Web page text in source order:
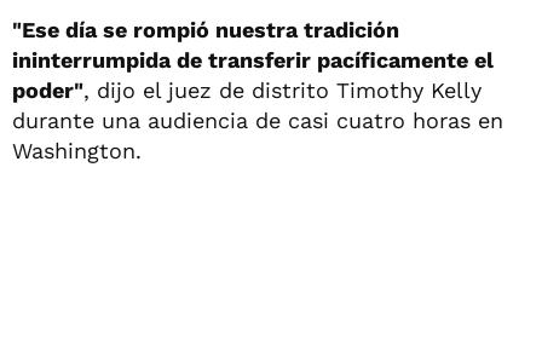
"Ese día se rompió nuestra tradición
ininterrumpida de transferir pacíficamente el
poder", dijo el juez de distrito Timothy Kelly
durante una audiencia de casi cuatro horas en
Washington.